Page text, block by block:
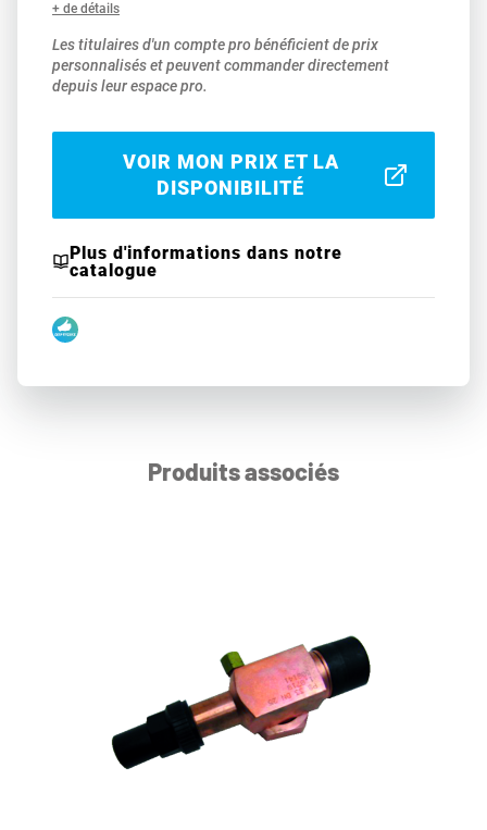
+ de détails
Les titulaires d'un compte pro bénéficient de prix
personnalisés et peuvent commander directement
depuis leur espace pro.
VOIR MON PRIX ET LA
DISPONIBILITÉ
Plus d'informations dans notre
catalogue
Produits associés